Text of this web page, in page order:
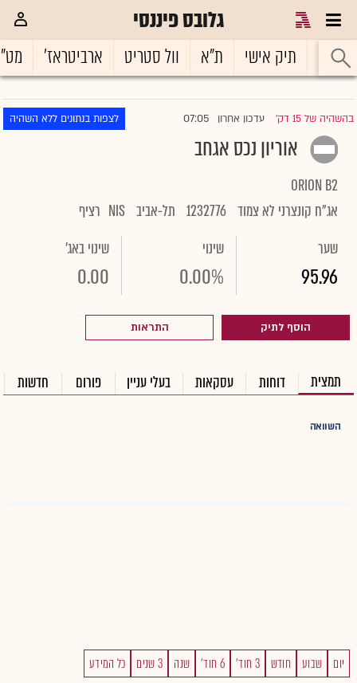
גלובס פיננסי
ראשי תיק אישי ת"א וול סטריט ארביטראז'
בהשהיה של 15 דק' |עדכון אחרון 07:05 לצפות בנתונים ללא השהיה
אוריון נכס אגחב
ORION B2
אג"ח קונצרני לא צמוד 1232776 תל-אביב NIS רציף
שער
95.96
שינוי
0.00%
שינוי באג'
0.00
הוסף לתיק התראות
תמצית דוחות עסקאות בעלי עניין פורום חדשות
השוואה
יום שבוע חודש 3 חוד' 6 חוד' שנה 3 שנים כל המידע